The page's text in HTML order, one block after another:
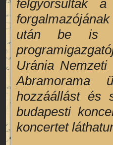
felgyorsultak
után be is
Uránia
Abramorama
hozzáállást és
budapesti
koncertet